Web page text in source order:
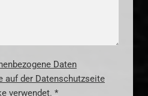
Daten
auf der Datenschutzseite
verwendet. *